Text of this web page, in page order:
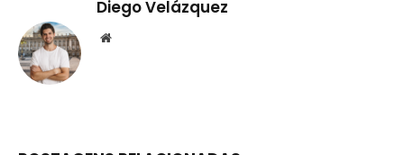
Diego Velázquez
Website